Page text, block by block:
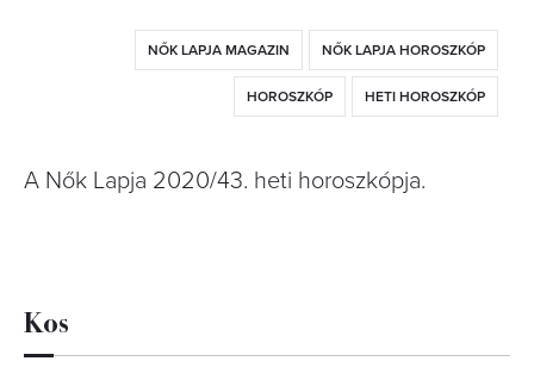
NŐK LAPJA MAGAZIN NŐK LAPJA HOROSZKÓP
HOROSZKÓP HETI HOROSZKÓP
A Nők Lapja 2020/43. heti horoszkópja.
Kos